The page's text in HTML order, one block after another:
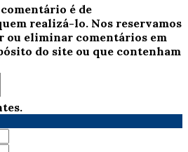
é de
realizá-lo. Nos reservamos
ou eliminar comentários em
do site ou que contenham